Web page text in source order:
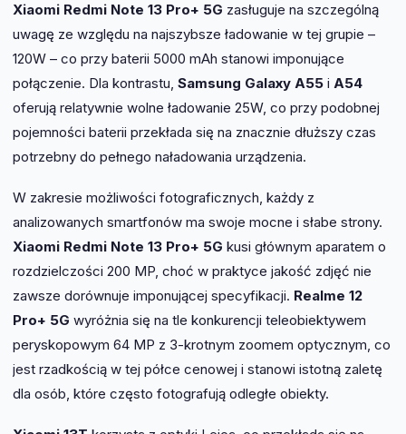
Xiaomi Redmi Note 13 Pro+ 5G zasługuje na szczególną
uwagę ze względu na najszybsze ładowanie w tej grupie –
120W – co przy baterii 5000 mAh stanowi imponujące
połączenie. Dla kontrastu, Samsung Galaxy A55 i A54
oferują relatywnie wolne ładowanie 25W, co przy podobnej
pojemności baterii przekłada się na znacznie dłuższy czas
potrzebny do pełnego naładowania urządzenia.
W zakresie możliwości fotograficznych, każdy z
analizowanych smartfonów ma swoje mocne i słabe strony.
Xiaomi Redmi Note 13 Pro+ 5G kusi głównym aparatem o
rozdzielczości 200 MP, choć w praktyce jakość zdjęć nie
zawsze dorównuje imponującej specyfikacji. Realme 12
Pro+ 5G wyróżnia się na tle konkurencji teleobiektywem
peryskopowym 64 MP z 3-krotnym zoomem optycznym, co
jest rzadkością w tej półce cenowej i stanowi istotną zaletę
dla osób, które często fotografują odległe obiekty.